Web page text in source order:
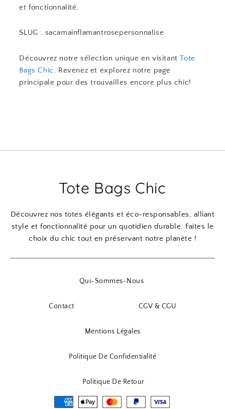
et fonctionnalité.
SLUG : sacamainflamantrosepersonnalise
Découvrez notre sélection unique en visitantTote
Bags Chic. Revenez et explorez notre page
principale pour des trouvailles encore plus chic!
Tote Bags Chic
Découvrez nos totes élégants et éco-responsables, alliant
style et fonctionnalité pour un quotidien durable. Faites le
choix du chic tout en préservant notre planète !
Qui-Sommes-Nous
Contact CGV & CGU
Mentions Légales
Politique De Confidentialité
Politique De Retour